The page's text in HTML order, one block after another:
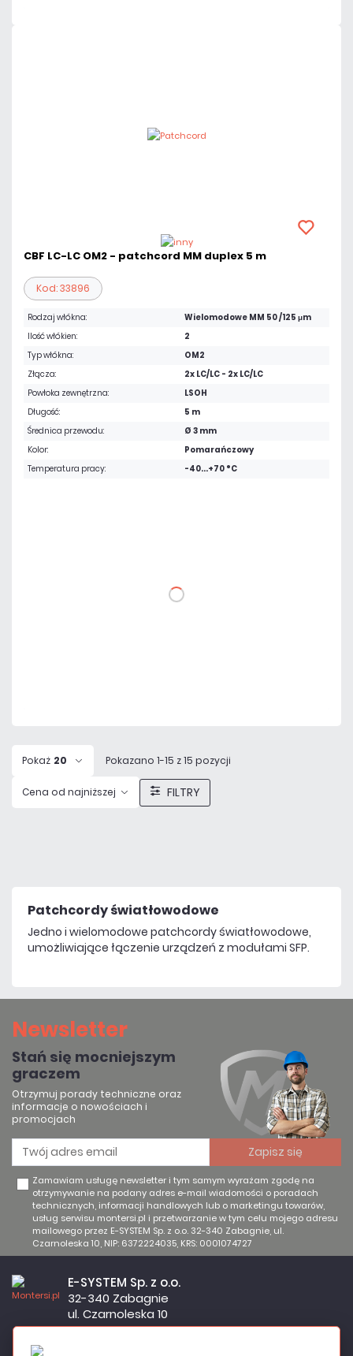
CBF LC-LC OM2 - patchcord MM duplex 5 m
Kod: 33896
Rodzaj włókna:
Wielomodowe MM 50 /125 μm
Ilość włókien:
2
Typ włókna:
OM2
Złącza:
2x LC/LC - 2x LC/LC
Powłoka zewnętrzna:
LSOH
Długość:
5 m
Średnica przewodu:
Ø 3 mm
Kolor:
Pomarańczowy
Temperatura pracy:
-40...+70 °C
DO KOSZYKA
Pokaż 20 Pokazano 1-15 z 15 pozycji
Cena od najniższej FILTRY
Patchcordy światłowodowe
Jedno i wielomodowe patchcordy światłowodowe,
umożliwiające łączenie urządzeń z modułami SFP.
Newsletter
Stań się mocniejszym
graczem
Otrzymuj porady techniczne oraz
informacje o nowościach i
promocjach
Zamawiam usługę newsletter i tym samym wyrażam zgodę na
otrzymywanie na podany adres e-mail wiadomości o poradach
technicznych, informacji handlowych lub o marketingu towarów,
usług serwisu montersi.pl i przetwarzanie w tym celu mojego adresu
mailowego przez E-SYSTEM Sp. z o.o. 32-340 Zabagnie, ul.
Czarnoleska 10, NIP: 6372224035, KRS: 0001074727
Firma czynna od poniedziałku do piątku w godzinach 8:00 –
E-SYSTEM Sp. z o.o.
32-340 Zabagnie
ul. Czarnoleska 10